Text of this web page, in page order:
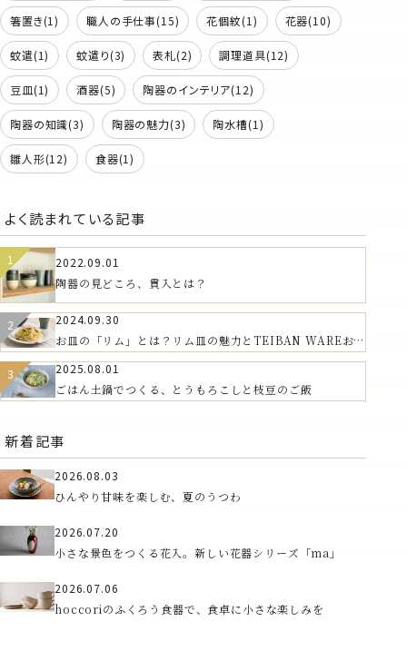
箸置き(1) 職人の手仕事(15) 花個紋(1) 花器(10)
蚊遣(1) 蚊遣り(3) 表札(2) 調理道具(12)
豆皿(1) 酒器(5) 陶器のインテリア(12)
陶器の知識(3) 陶器の魅力(3) 陶水槽(1)
雛人形(12) 食器(1)
よく読まれている記事
2022.09.01
陶器の見どころ、貫入とは？
2024.09.30
お皿の「リム」とは？リム皿の魅力とTEIBAN WAREおす
すめの器
2025.08.01
ごはん土鍋でつくる、とうもろこしと枝豆のご飯
新着記事
2026.08.03
ひんやり甘味を楽しむ、夏のうつわ
2026.07.20
小さな景色をつくる花入。新しい花器シリーズ「ma」
2026.07.06
hoccoriのふくろう食器で、食卓に小さな楽しみを